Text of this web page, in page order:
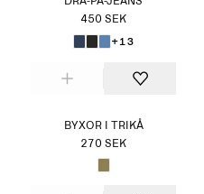
450 SEK
+13
BYXOR I TRIKÅ
270 SEK